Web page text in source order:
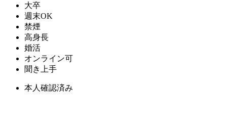
大卒
週末OK
禁煙
高身長
婚活
オンライン可
聞き上手
本人確認済み